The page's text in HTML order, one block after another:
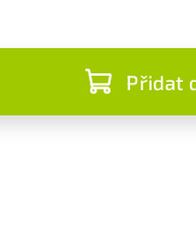
Přidat